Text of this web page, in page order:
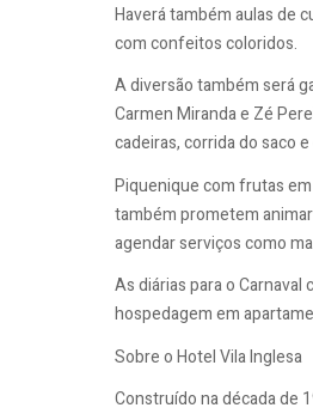
Haverá também aulas de
com confeitos coloridos.
A diversão também será
Carmen Miranda e Zé
cadeiras, corrida do saco
Piquenique com frutas
também prometem
agendar serviços como
As diárias para o
hospedagem em
Sobre o Hotel Vila Inglesa
Construído na década de